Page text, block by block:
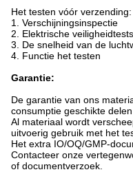
Het testen vóór verzending:
1. Verschijningsinspectie
2. Elektrische veiligheidtests
3. De snelheid van de
4. Functie het testen
Garantie:
De garantie van ons
consumptie geschikte
Al materiaal wordt
uitvoerig gebruik met het
Het extra IO/OQ/GMP-
Contacteer onze
of documentverzoek.